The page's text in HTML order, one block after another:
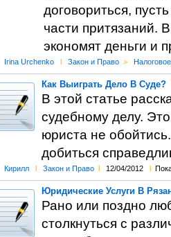
договориться,
части притязаний.
экономят деньги и
Irina Urchenko l Закон и Право >
Как Выиграть Дело В Суде?
В этой статье
судебному делу.
юриста не
добиться
Кирилл l Закон и Право l 12/04/2012 l
Юридические Услуги В
Рано или поздно
столкнуться с